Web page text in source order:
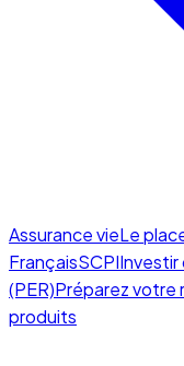
Assurance vieLe
FrançaisSCPIInvestir
(PER)Préparez votre
produits